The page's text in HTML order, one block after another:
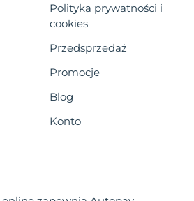
Polityka prywatności i
cookies
Przedsprzedaż
Promocje
Blog
Konto